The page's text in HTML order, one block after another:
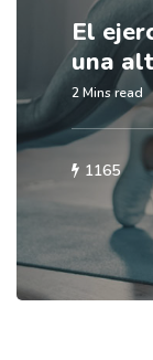
El
una
2 Mins read
1165